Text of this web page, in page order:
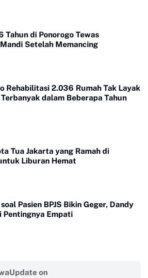
Tahun di Ponorogo Tewas
Setelah Memancing
Rehabilitasi 2.036 Rumah Tak Layak
dalam Beberapa Tahun
Tua Jakarta yang Ramah di
Liburan Hemat
Pasien BPJS Bikin Geger, Dandy
Pentingnya Empati
on